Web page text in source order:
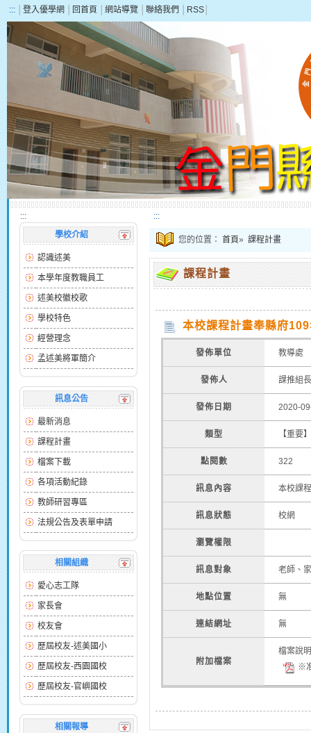
::: 登入優學網 回首頁 網站導覽 聯絡我們 RSS
:::
學校介紹
認識述美
本學年度教職員工
述美校徽校歌
學校特色
經營理念
孟述美將軍簡介
訊息公告
最新消息
課程計畫
檔案下載
各項活動紀錄
教師研習專區
法規公告及表單申請
相關組織
愛心志工隊
家長會
校友會
歷屆校友-述美國小
歷屆校友-西園國校
歷屆校友-官嶼國校
相關報導
:::
您的位置： 首頁» 課程計畫
課程計畫
本校課程計畫奉縣府
發佈單位 教導處
發佈人 課推組長
發佈日期 2020-
類型 【重要】
點閱數 322
訊息內容 本校課
訊息狀態 校網
瀏覽權限
訊息對象 老師、
地點位置 無
連結網址 無
附加檔案
檔案說
※